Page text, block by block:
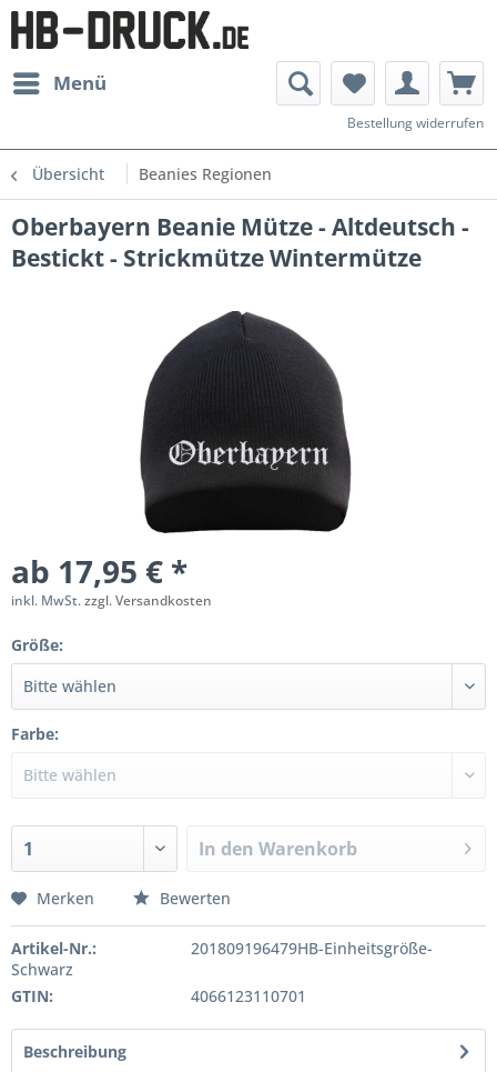
Menü
Bestellung widerrufen
Übersicht Beanies Regionen
Oberbayern Beanie Mütze - Altdeutsch -
Bestickt - Strickmütze Wintermütze
ab 17,95 € *
inkl. MwSt.zzgl. Versandkosten
Größe:
Farbe:
In den Warenkorb
Merken Bewerten
Artikel-Nr.:
201809196479HB-Einheitsgröße-
Schwarz
GTIN:
4066123110701
Beschreibung